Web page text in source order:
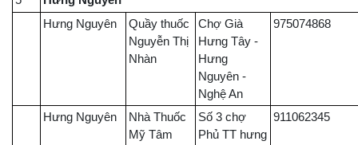
Hưng Nguyên
Quầy thuốc
Nguyễn Thị
Nhàn
Chợ Già
Hưng Tây -
Hưng
Nguyên -
Nghệ An
975074868
Hưng Nguyên
Nhà Thuốc
Mỹ Tâm
Số 3 chợ
Phủ TT hưng
911062345